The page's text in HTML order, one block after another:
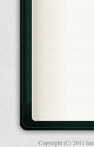
Copyright (C) 2011